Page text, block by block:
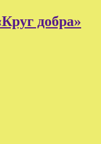
добра»